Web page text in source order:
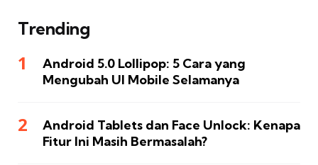
Trending
Android 5.0 Lollipop: 5 Cara yang
Mengubah UI Mobile Selamanya
Android Tablets dan Face Unlock: Kenapa
Fitur Ini Masih Bermasalah?